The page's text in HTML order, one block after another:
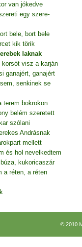
van jókedve
egy szere-
bele, bort bele
kik törik
laknak
visz a karján
ganajért, ganajért
senkinek se
terem bokrokon
belém szeretett
szólani
Andrásnak
mellett
és hol nevelkedtem
kukoricaszár
a réten, a réten
© 2010